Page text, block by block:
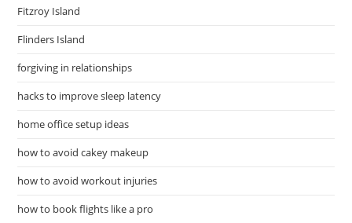
Fitzroy Island
Flinders Island
forgiving in relationships
hacks to improve sleep latency
home office setup ideas
how to avoid cakey makeup
how to avoid workout injuries
how to book flights like a pro